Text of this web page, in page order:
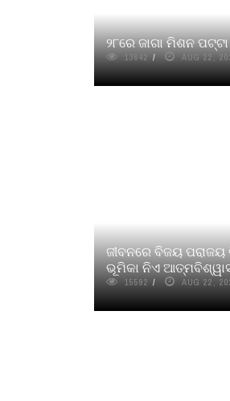
୨୮ରେ ଜାଗା ମିଶନ
13642 AUG 22,
ଜୀବନରେ ବିଜୟ
ଭୂମିକା ନିଏ
15592 AUG 22,